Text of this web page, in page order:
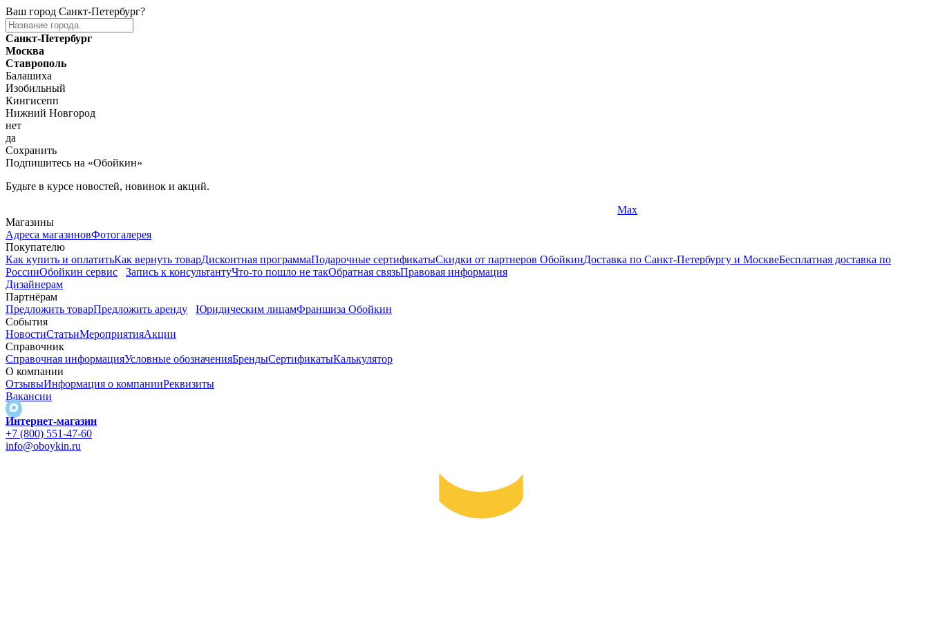
Ваш город Санкт-Петербург?
Санкт-Петербург
Москва
Ставрополь
Балашиха
Изобильный
Кингисепп
Нижний Новгород
нет
да
Сохранить
Подпишитесь на «Обойкин»
Будьте в курсе новостей, новинок и акций.
Max
Магазины
Адреса магазиновФотогалерея
Покупателю
Как купить и оплатитьКак вернуть товарДисконтная программаПодарочные сертификатыСкидки от партнеров ОбойкинДоставка по Санкт-Петербургу и МосквеБесплатная доставка по
РоссииОбойкин сервис Запись к консультантуЧто-то пошло не такОбратная связьПравовая информация
Дизайнерам
Партнёрам
Предложить товарПредложить аренду Юридическим лицамФраншиза Обойкин
События
НовостиСтатьиМероприятияАкции
Справочник
Справочная информацияУсловные обозначенияБрендыСертификатыКалькулятор
О компании
ОтзывыИнформация о компанииРеквизиты
Вакансии
Интернет-магазин
+7 (800) 551-47-60
info@oboykin.ru